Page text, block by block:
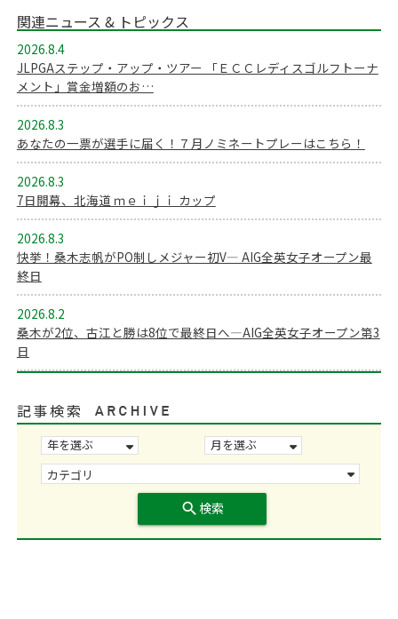
関連ニュース & トピックス
2026.8.4
JLPGAステップ・アップ・ツアー 「ＥＣＣレディスゴルフトーナ
メント」賞金増額のお…
2026.8.3
あなたの一票が選手に届く！７月ノミネートプレーはこちら！
2026.8.3
7日開幕、北海道 ｍｅｉｊｉ カップ
2026.8.3
快挙！桑木志帆がPO制しメジャー初V― AIG全英女子オープン最
終日
2026.8.2
桑木が2位、古江と勝は8位で最終日へ―AIG全英女子オープン第3
日
記事検索
search検索